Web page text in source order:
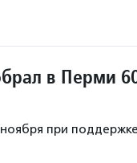
в Перми
при